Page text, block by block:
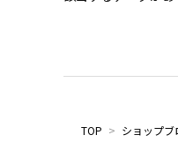
TOP > ショップブ